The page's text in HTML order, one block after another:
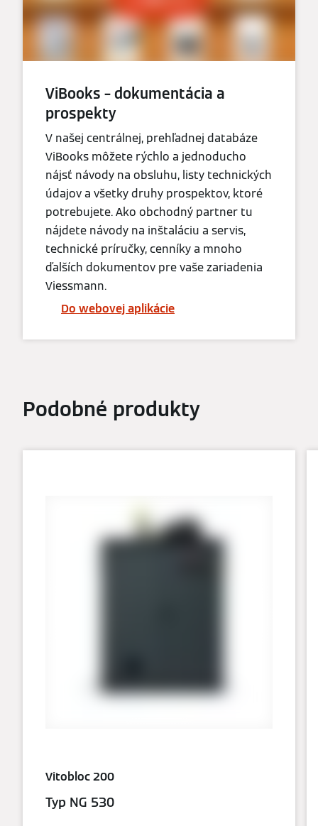
ViBooks – dokumentácia a
prospekty
V našej centrálnej, prehľadnej databáze
ViBooks môžete rýchlo a jednoducho
nájsť návody na obsluhu, listy technických
údajov a všetky druhy prospektov, ktoré
potrebujete. Ako obchodný partner tu
nájdete návody na inštaláciu a servis,
technické príručky, cenníky a mnoho
ďalších dokumentov pre vaše zariadenia
Viessmann.
Do webovej aplikácie
Podobné produkty
Vitobloc 200
Typ NG 530